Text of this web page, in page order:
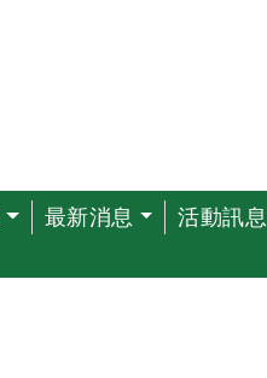
最新消息 活動訊息